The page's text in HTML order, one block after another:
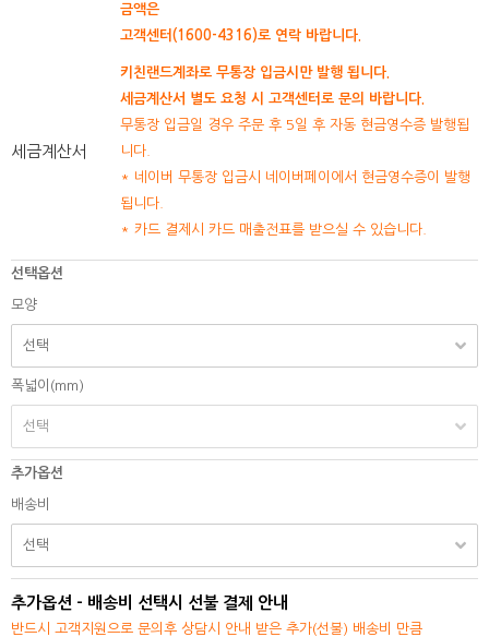
금액은
고객센터(1600-4316)로 연락 바랍니다.
세금계산서
키친랜드계좌로 무통장 입금시만 발행 됩니다.
세금계산서 별도 요청 시 고객센터로 문의 바랍니다.
무통장 입금일 경우 주문 후 5일 후 자동 현금영수증 발행됩
니다.
* 네이버 무통장 입금시 네이버페이에서 현금영수증이 발행
됩니다.
* 카드 결제시 카드 매출전표를 받으실 수 있습니다.
선택옵션
모양
폭넓이(mm)
추가옵션
배송비
추가옵션 - 배송비 선택시 선불 결제 안내
반드시 고객지원으로 문의후 상담시 안내 받은 추가(선불) 배송비 만큼